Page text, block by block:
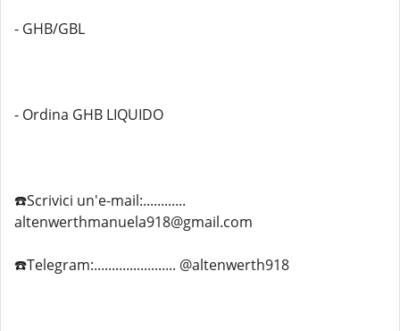
- GHB/GBL
- Ordina GHB LIQUIDO
☎️Scrivici un'e-mail:............
altenwerthmanuela918@gmail.com
☎️Telegram:....................... @altenwerth918